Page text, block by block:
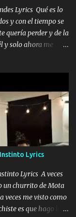
a la Luna y si
Chingada
p'uta loquera y al
tristeza me
mi mente Ella era
Lyrics Qué es lo
y con el tiempo se
quería perder y de la
y solo ahora me
Porque me
fue triste pa mí Y
ti yo y la luna
qué será de mí si
en el fondo te
Lyrics
Lyrics A veces
un churrito de Mota
veces me visto como
es que hago lo